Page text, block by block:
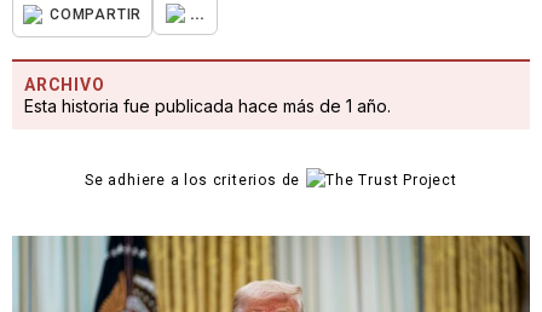
COMPARTIR ...
ARCHIVO
Esta historia fue publicada hace más de 1 año.
Se adhiere a los criterios de